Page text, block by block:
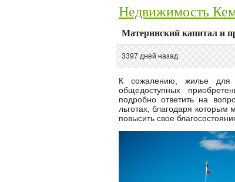
Недвижимость
Материнский капитал и
3397 дней назад
К сожалению, жилье
общедоступных
подробно ответить на
льготах, благодаря
повысить свое